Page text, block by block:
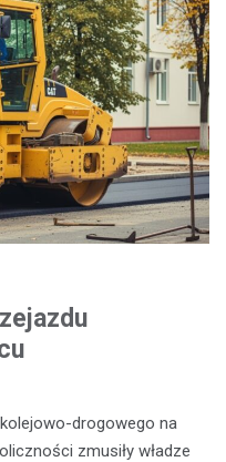
drogowego na
zmusiły władze